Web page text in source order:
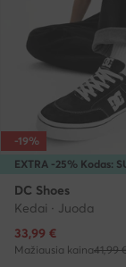
EXTRA -25% Kodas:
-19%
DC Shoes
Kedai · Juoda
Dabartinė kaina
33,99 €
Mažiausia kaina41,99